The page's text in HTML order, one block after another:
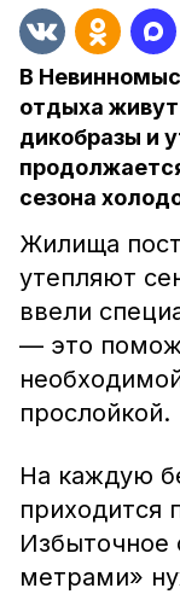
В
отдыха живут
дикобразы и
сезона
Жилища
утепляют
ввели
— это
прослойкой.
На каждую
приходится
Избыточное
метрами»